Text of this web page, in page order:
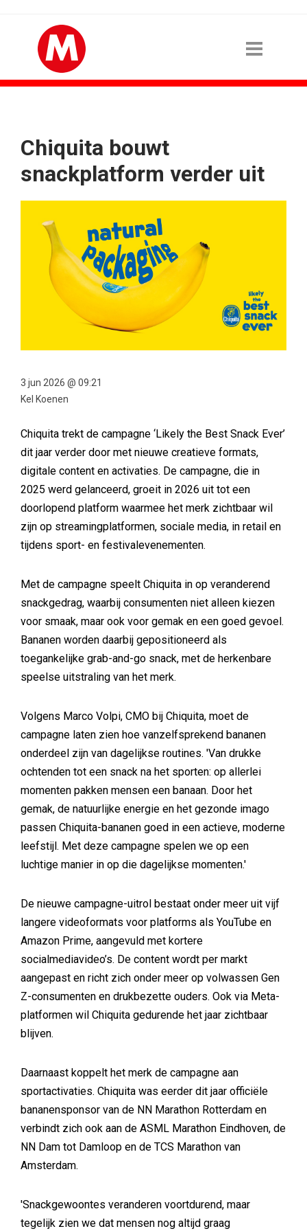
Chiquita bouwt
snackplatform verder uit
3 jun 2026 @ 09:21
Kel Koenen
Chiquita trekt de campagne ‘Likely the Best Snack Ever’
dit jaar verder door met nieuwe creatieve formats,
digitale content en activaties. De campagne, die in
2025 werd gelanceerd, groeit in 2026 uit tot een
doorlopend platform waarmee het merk zichtbaar wil
zijn op streamingplatformen, sociale media, in retail en
tijdens sport- en festivalevenementen.
Met de campagne speelt Chiquita in op veranderend
snackgedrag, waarbij consumenten niet alleen kiezen
voor smaak, maar ook voor gemak en een goed gevoel.
Bananen worden daarbij gepositioneerd als
toegankelijke grab-and-go snack, met de herkenbare
speelse uitstraling van het merk.
Volgens Marco Volpi, CMO bij Chiquita, moet de
campagne laten zien hoe vanzelfsprekend bananen
onderdeel zijn van dagelijkse routines. 'Van drukke
ochtenden tot een snack na het sporten: op allerlei
momenten pakken mensen een banaan. Door het
gemak, de natuurlijke energie en het gezonde imago
passen Chiquita-bananen goed in een actieve, moderne
leefstijl. Met deze campagne spelen we op een
luchtige manier in op die dagelijkse momenten.'
De nieuwe campagne-uitrol bestaat onder meer uit vijf
langere videoformats voor platforms als YouTube en
Amazon Prime, aangevuld met kortere
socialmediavideo’s. De content wordt per markt
aangepast en richt zich onder meer op volwassen Gen
Z-consumenten en drukbezette ouders. Ook via Meta-
platformen wil Chiquita gedurende het jaar zichtbaar
blijven.
Daarnaast koppelt het merk de campagne aan
sportactivaties. Chiquita was eerder dit jaar officiële
bananensponsor van de NN Marathon Rotterdam en
verbindt zich ook aan de ASML Marathon Eindhoven, de
NN Dam tot Damloop en de TCS Marathon van
Amsterdam.
'Snackgewoontes veranderen voortdurend, maar
tegelijk zien we dat mensen nog altijd graag